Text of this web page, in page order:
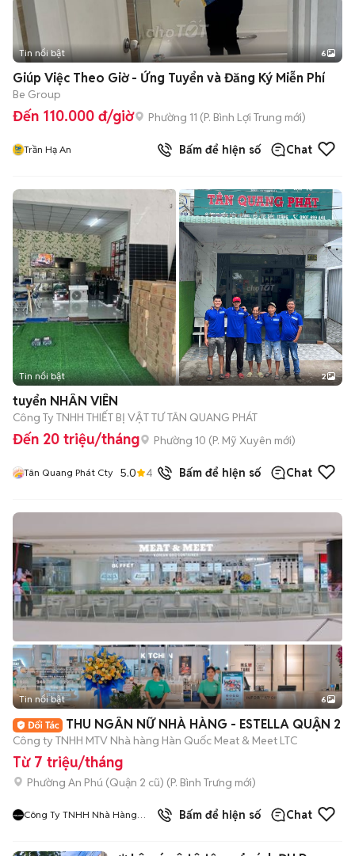
+2
Tin nổi bật 6
Giúp Việc Theo Giờ - Ứng Tuyển và Đăng Ký Miễn Phí
Be Group
Đến 110.000 đ/giờ Phường 11 (P. Bình Lợi Trung mới)
Trần Hạ An Bấm để hiện số Chat
Tin nổi bật 2
tuyển NHÂN VIÊN
Công Ty TNHH THIẾT BỊ VẬT TƯ TÂN QUANG PHÁT
Đến 20 triệu/tháng Phường 10 (P. Mỹ Xuyên mới)
Tân Quang Phát Cty 5.0 4 đã bánBấm để hiện số Chat
+2
Tin nổi bật 6
THU NGÂN NỮ NHÀ HÀNG - ESTELLA QUẬN 2
Công ty TNHH MTV Nhà hàng Hàn Quốc Meat & Meet LTC
Từ 7 triệu/tháng
Phường An Phú (Quận 2 cũ) (P. Bình Trưng mới)
Công Ty TNHH Nhà Hàng
9đã bán
Bấm để hiện số Chat